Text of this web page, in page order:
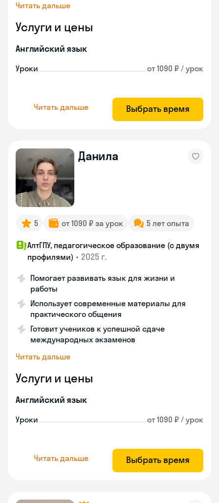
Читать дальше
Услуги и цены
Английский язык
Уроки от 1090 ₽ / урок
Читать дальше Выбрать время
Данила
5 от 1090 ₽ за урок 5 лет опыта
АлтГПУ, педагогическое образование (с двумя
профилями) • 2025 г.
Помогает развивать язык для жизни и
работы
Использует современные материалы для
практического общения
Готовит учеников к успешной сдаче
международных экзаменов
Читать дальше
Услуги и цены
Английский язык
Уроки от 1090 ₽ / урок
Читать дальше Выбрать время